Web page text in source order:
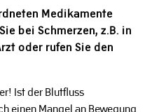
Medikamente
bei Schmerzen, z.B. in
oder rufen Sie den
Ist der Blutfluss
einen Mangel an Bewegung